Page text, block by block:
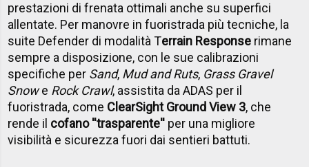
prestazioni di frenata ottimali anche su superfici
allentate. Per manovre in fuoristrada più tecniche, la
suite Defender di modalità Terrain Response rimane
sempre a disposizione, con le sue calibrazioni
specifiche per Sand, Mud and Ruts, Grass Gravel
Snowe Rock Crawl, assistita da ADAS per il
fuoristrada, come ClearSight Ground View 3, che
rende il cofano ''trasparente'' per una migliore
visibilità e sicurezza fuori dai sentieri battuti.